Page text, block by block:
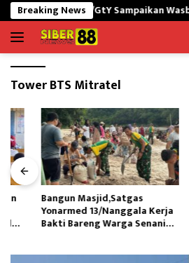
Langsung
ke
konten
Breaking News
yonif 645/GtY Sampaikan Wasbang
Tower BTS Mitratel
Bangun Masjid,Satgas
Yonarmed 13/Nanggala Kerja
Bakti Bareng Warga Senaning